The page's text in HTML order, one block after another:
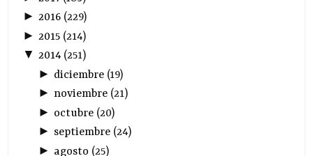
►2016 (229)
► 2015 (214)
▼2014 (251)
► diciembre(19)
► noviembre(21)
► octubre(20)
► septiembre(24)
► agosto (25)